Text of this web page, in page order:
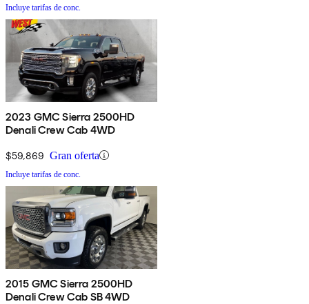
Incluye tarifas de conc.
2023 GMC Sierra 2500HD
Denali Crew Cab 4WD
$59,869 Gran oferta
Incluye tarifas de conc.
2015 GMC Sierra 2500HD
Denali Crew Cab SB 4WD